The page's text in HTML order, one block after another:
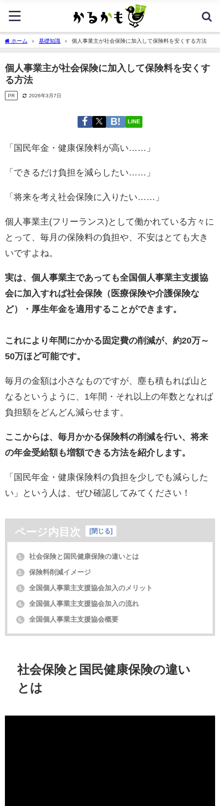
ホーム 基礎知識 個人事業主が社会保険に加入して保険料を安くする方法
個人事業主が社会保険に加入して保険料を安くす
る方法
PR 2026年3月7日
LINE
「国民年金・健康保険料が高い……」
「できるだけ負担を減らしたい……」
「将来を考え社会保険に入りたい……」
個人事業主(フリーランス)として働かれている方々に
とって、毎月の保険料の負担や、不安はとても大き
いですよね。
実は、個人事業主であっても全国個人事業主支援協
会に加入すれば社会保険（医療保険や介護保険な
ど）・厚生年金を適用することができます。
これにより年間にかかる固定費の削減が、約20万～
50万ほど可能です。
毎月の金額は小さなものですが、塵も積もれば山と
なるというように、1年間・それ以上の年数となれば
負担額をどんどん減らせます。
ここからは、毎月かかる保険料の削減を行い、将来
の年金受給額も増額できる方法を紹介します。
「国民年金・健康保険料の負担を少しでも減らした
い」という人は、ぜひ確認してみてください！
ページ内目次 [閉じる]
1. 社会保険と国民健康保険の違いとは
2. 保険料削減イメージ
3. 全国個人事業主支援協会加入のメリット
4. 全国個人事業主支援協会加入の流れ
5. 全国個人事業主支援協会概要
社会保険と国民健康保険の違い
とは